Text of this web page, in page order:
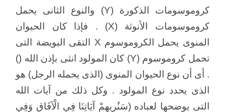
كروموسومات الذكورة (Y) والنوع الثانى يحمل
كروموسومات الأنوثة (X) . فإذا كان الحيوان
المنوى يحمل الكروموسوم X التقى البويضة التى
تحمل كروموسوم (Y) كان المولود انثى بإذن الله ()
. أى أن نوع الحيوان المنوى (الذى يحمله الرجل) هو
الذى يحدد نوع المولود . وكل ذلك من آيات الله
التى يوضحها لعباده (سَنُرِيهِمْ آيَاتِنَا فِي الْآفَاقِ وَفِي